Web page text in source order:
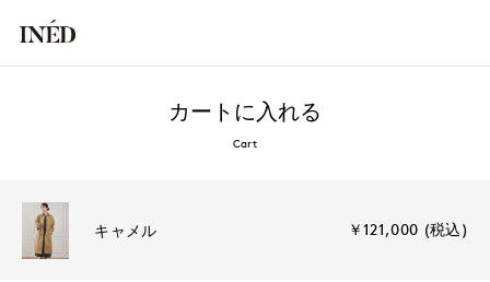
カートに入れる
Cart
キャメル ￥121,000 (税込)